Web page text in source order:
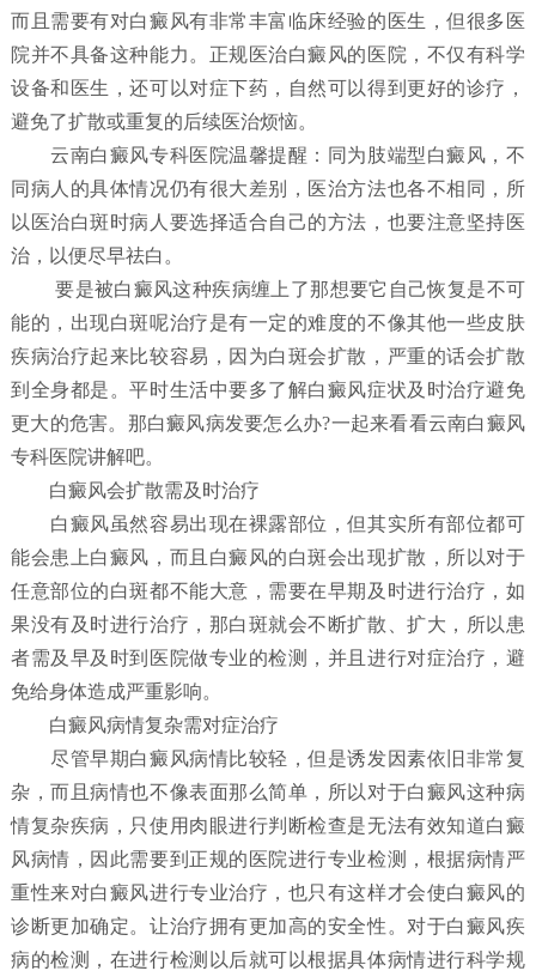
而且需要有对白癜风有非常丰富临床经验的医生，但很多医
院并不具备这种能力。正规医治白癜风的医院，不仅有科学
设备和医生，还可以对症下药，自然可以得到更好的诊疗，
避免了扩散或重复的后续医治烦恼。
云南白癜风专科医院温馨提醒：同为肢端型白癜风，不
同病人的具体情况仍有很大差别，医治方法也各不相同，所
以医治白斑时病人要选择适合自己的方法，也要注意坚持医
治，以便尽早祛白。
要是被白癜风这种疾病缠上了那想要它自己恢复是不可
能的，出现白斑呢治疗是有一定的难度的不像其他一些皮肤
疾病治疗起来比较容易，因为白斑会扩散，严重的话会扩散
到全身都是。平时生活中要多了解白癜风症状及时治疗避免
更大的危害。那白癜风病发要怎么办?一起来看看云南白癜风
专科医院讲解吧。
白癜风会扩散需及时治疗
白癜风虽然容易出现在裸露部位，但其实所有部位都可
能会患上白癜风，而且白癜风的白斑会出现扩散，所以对于
任意部位的白斑都不能大意，需要在早期及时进行治疗，如
果没有及时进行治疗，那白斑就会不断扩散、扩大，所以患
者需及早及时到医院做专业的检测，并且进行对症治疗，避
免给身体造成严重影响。
白癜风病情复杂需对症治疗
尽管早期白癜风病情比较轻，但是诱发因素依旧非常复
杂，而且病情也不像表面那么简单，所以对于白癜风这种病
情复杂疾病，只使用肉眼进行判断检查是无法有效知道白癜
风病情，因此需要到正规的医院进行专业检测，根据病情严
重性来对白癜风进行专业治疗，也只有这样才会使白癜风的
诊断更加确定。让治疗拥有更加高的安全性。对于白癜风疾
病的检测，在进行检测以后就可以根据具体病情进行科学规